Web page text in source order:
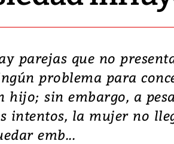
parejas que no
problema para
hijo; sin embargo, a
intentos, la mujer no
emb...
Video, Japón:
deja heridos y graves
daños en Kumamoto